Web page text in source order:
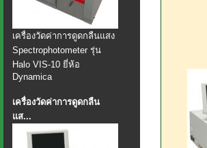
เครื่องวัดค่าการดูดกลืนแสง
Spectrophotometer รุ่น
Halo VIS-10 ยี่ห้อ
Dynamica
เครื่องวัดค่าการดูดกลืน
แส...